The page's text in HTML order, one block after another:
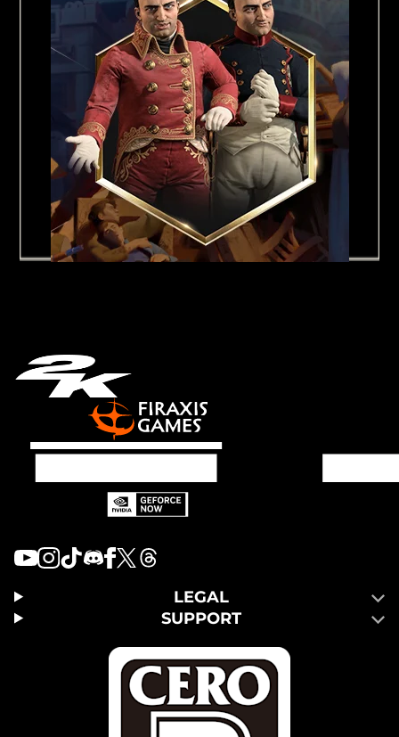
LEGAL
SUPPORT